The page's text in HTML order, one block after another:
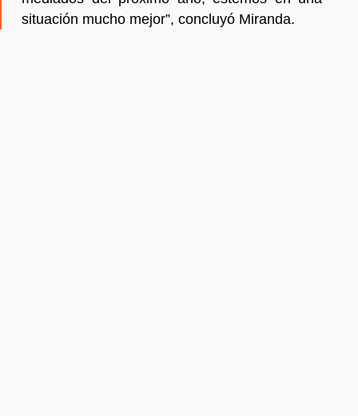
situación mucho mejor”, concluyó Miranda.